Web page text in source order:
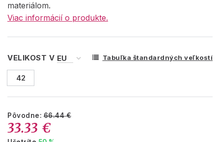
materiálom.
Viac informácií o produkte.
VELIKOST V Tabuľka štandardných veľkostí
42
Pôvodne:66.44 €
33.33 €